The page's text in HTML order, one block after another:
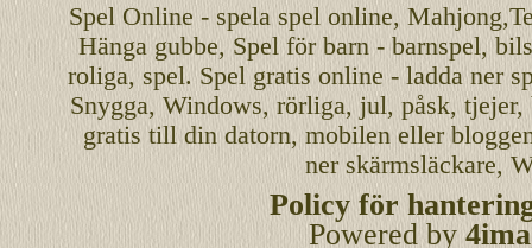
Spel Online- spela spel online, Mahjong
Hänga gubbe, Spel för barn - barnspel,
roliga, spel. Spel gratis online - ladda ner
Snygga, Windows, rörliga, jul, påsk, tjejer,
gratis till din datorn, mobilen eller
ner skärmsläckare,
Policy för
Powered by